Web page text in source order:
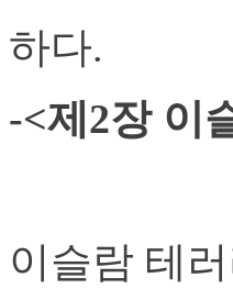
하다.
-<제2장 이
이슬람 테